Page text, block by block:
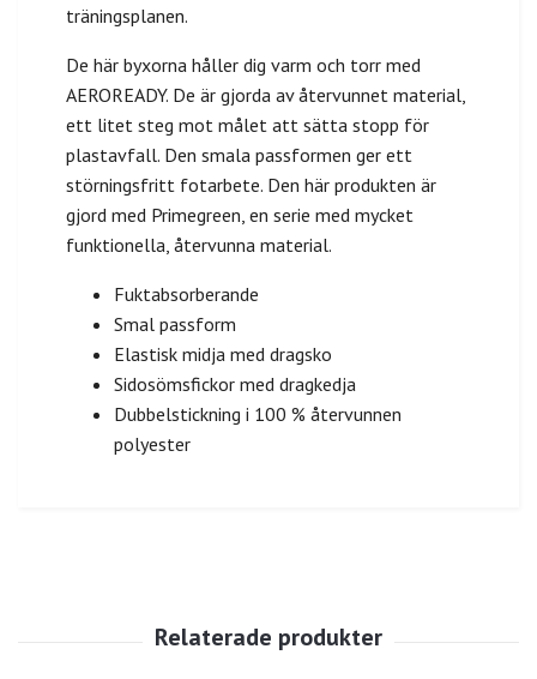
träningsplanen.
De här byxorna håller dig varm och torr med
AEROREADY. De är gjorda av återvunnet material,
ett litet steg mot målet att sätta stopp för
plastavfall. Den smala passformen ger ett
störningsfritt fotarbete. Den här produkten är
gjord med Primegreen, en serie med mycket
funktionella, återvunna material.
Fuktabsorberande
Smal passform
Elastisk midja med dragsko
Sidosömsfickor med dragkedja
Dubbelstickning i 100 % återvunnen
polyester